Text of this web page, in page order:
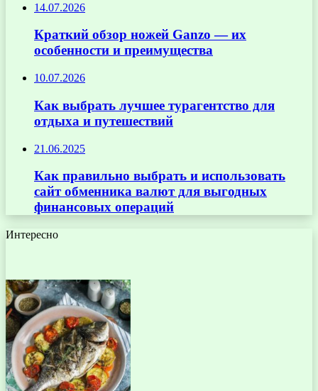
14.07.2026
Краткий обзор ножей Ganzo — их
особенности и преимущества
10.07.2026
Как выбрать лучшее турагентство для
отдыха и путешествий
21.06.2025
Как правильно выбрать и использовать
сайт обменника валют для выгодных
финансовых операций
Интересно